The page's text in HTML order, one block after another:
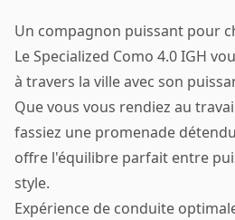
Un compagnon puissant pour
Le Specialized Como 4.0 IGH
à travers la ville avec son
Que vous vous rendiez au
fassiez une promenade
offre l'équilibre parfait entre
style.
Expérience de conduite